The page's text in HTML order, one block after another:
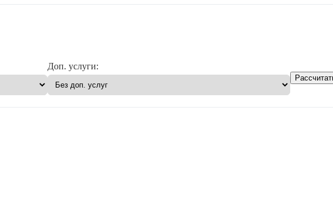
Доп. услуги: